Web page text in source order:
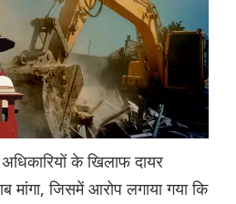
के खिलाफ दायर
मांगा, जिसमें आरोप लगाया गया कि